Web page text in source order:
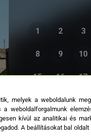
1 2 3
8 9 10
15 16 17
22 23 24
29 30 31
melyek a weboldalunk
weboldalforgalmunk
kívül az analitikai és
A beállításokat bal oldalt